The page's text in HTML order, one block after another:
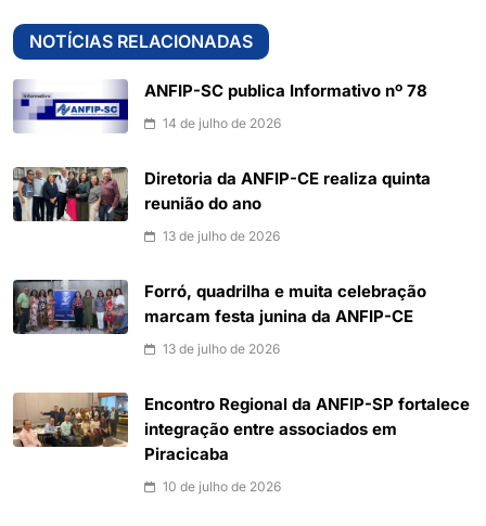
NOTÍCIAS RELACIONADAS
ANFIP-SC publica Informativo nº 78
14 de julho de 2026
Diretoria da ANFIP-CE realiza quinta
reunião do ano
13 de julho de 2026
Forró, quadrilha e muita celebração
marcam festa junina da ANFIP-CE
13 de julho de 2026
Encontro Regional da ANFIP-SP fortalece
integração entre associados em
Piracicaba
10 de julho de 2026